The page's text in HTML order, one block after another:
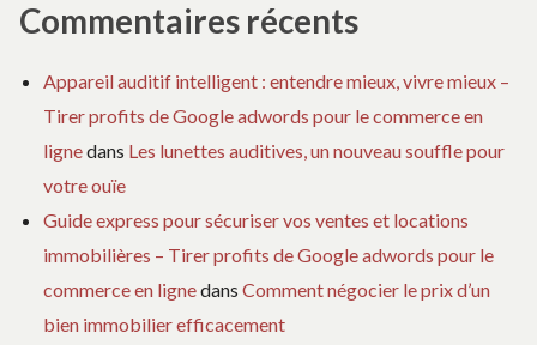
Commentaires récents
Appareil auditif intelligent : entendre mieux, vivre mieux –
Tirer profits de Google adwords pour le commerce en
lignedans Les lunettes auditives, un nouveau souffle pour
votre ouïe
Guide express pour sécuriser vos ventes et locations
immobilières – Tirer profits de Google adwords pour le
commerce en lignedans Comment négocier le prix d’un
bien immobilier efficacement